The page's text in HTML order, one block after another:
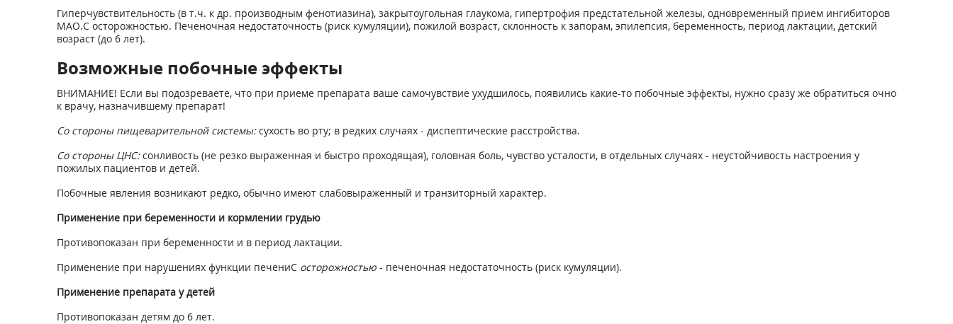
Гиперчувствительность (в т.ч. к др. производным фенотиазина), закрытоугольная глаукома, гипертрофия предстательной железы, одновременный прием ингибиторов
МАО.C осторожностью. Печеночная недостаточность (риск кумуляции), пожилой возраст, склонность к запорам, эпилепсия, беременность, период лактации, детский
возраст (до 6 лет).
Возможные побочные эффекты
ВНИМАНИЕ! Если вы подозреваете, что при приеме препарата ваше самочувствие ухудшилось, появились какие-то побочные эффекты, нужно сразу же обратиться очно
к врачу, назначившему препарат!
Со стороны пищеварительной системы:сухость во рту; в редких случаях - диспептические расстройства.
Со стороны ЦНС:сонливость (не резко выраженная и быстро проходящая), головная боль, чувство усталости, в отдельных случаях - неустойчивость настроения у
пожилых пациентов и детей.
Побочные явления возникают редко, обычно имеют слабовыраженный и транзиторный характер.
Применение при беременности и кормлении грудью
Противопоказан при беременности и в период лактации.
Применение при нарушениях функции печениС осторожностью- печеночная недостаточность (риск кумуляции).
Применение препарата у детей
Противопоказан детям до 6 лет.